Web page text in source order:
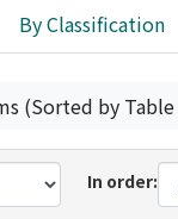
By Classification
(Sorted by
In order: